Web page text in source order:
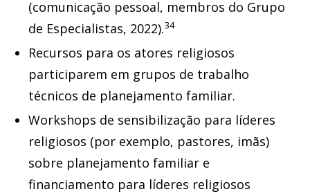
(comunicação pessoal, membros do Grupo
de Especialistas, 2022).34
Recursos para os atores religiosos
participarem em grupos de trabalho
técnicos de planejamento familiar.
Workshops de sensibilização para líderes
religiosos (por exemplo, pastores, imãs)
sobre planejamento familiar e
financiamento para líderes religiosos